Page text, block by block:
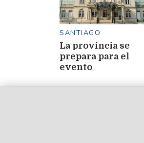
SANTIAGO
La provincia se
prepara para el
evento